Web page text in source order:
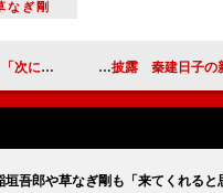
なぎ剛
タビュー】 石黒英雄「いつかたたいてみたいと思っ
吾郎や草なぎ剛も「来てくれると